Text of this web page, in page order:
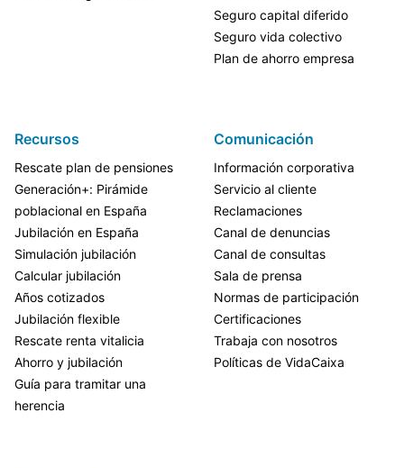
Seguro capital diferido
Seguro vida colectivo
Plan de ahorro empresa
Recursos
Rescate plan de pensiones
Generación+: Pirámide
poblacional en España
Jubilación en España
Simulación jubilación
Calcular jubilación
Años cotizados
Jubilación flexible
Rescate renta vitalicia
Ahorro y jubilación
Guía para tramitar una
herencia
Comunicación
Información corporativa
Servicio al cliente
Reclamaciones
Canal de denuncias
Canal de consultas
Sala de prensa
Normas de participación
Certificaciones
Trabaja con nosotros
Políticas de VidaCaixa